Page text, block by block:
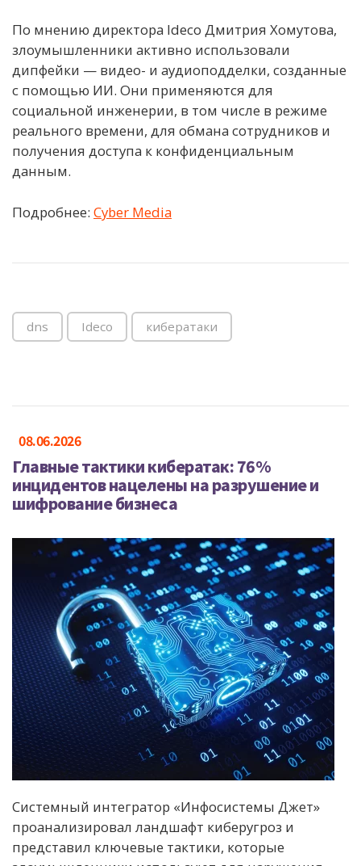
По мнению директора Ideco Дмитрия Хомутова,
злоумышленники активно использовали
дипфейки — видео- и аудиоподделки, созданные
с помощью ИИ. Они применяются для
социальной инженерии, в том числе в режиме
реального времени, для обмана сотрудников и
получения доступа к конфиденциальным
данным.
Подробнее: Cyber Media
dns Ideco кибератаки
08.06.2026
Главные тактики кибератак: 76%
инцидентов нацелены на разрушение и
шифрование бизнеса
Системный интегратор «Инфосистемы Джет»
проанализировал ландшафт киберугроз и
представил ключевые тактики, которые